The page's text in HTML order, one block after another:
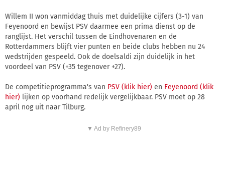
Willem II won vanmiddag thuis met duidelijke cijfers (3-1) van
Feyenoord en bewijst PSV daarmee een prima dienst op de
ranglijst. Het verschil tussen de Eindhovenaren en de
Rotterdammers blijft vier punten en beide clubs hebben nu 24
wedstrijden gespeeld. Ook de doelsaldi zijn duidelijk in het
voordeel van PSV (+35 tegenover +27).
De competitieprogramma's van PSV (klik hier) en Feyenoord (klik
hier) lijken op voorhand redelijk vergelijkbaar. PSV moet op 28
april nog uit naar Tilburg.
▼ Ad by Refinery89